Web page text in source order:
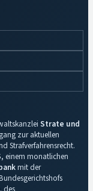
Strate und
zur aktuellen
Strafverfahrensrecht.
, einem monatlichen
mit der